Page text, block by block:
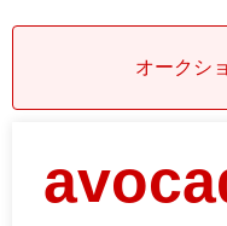
オークシ